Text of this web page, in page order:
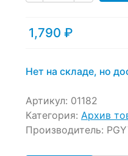
1,790 ₽
Нет на складе, но
Артикул: 01182
Категория: Архив
Производитель: